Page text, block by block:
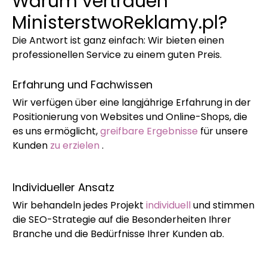
MinisterstwoReklamy.pl?
Die Antwort ist ganz einfach: Wir bieten einen
professionellen Service zu einem guten Preis.
Erfahrung und Fachwissen
Wir verfügen über eine langjährige Erfahrung in der
Positionierung von Websites und Online-Shops, die
es uns ermöglicht,greifbare Ergebnisse für unsere
Kunden zu erzielen .
Individueller Ansatz
Wir behandeln jedes Projekt individuellund stimmen
die SEO-Strategie auf die Besonderheiten Ihrer
Branche und die Bedürfnisse Ihrer Kunden ab.